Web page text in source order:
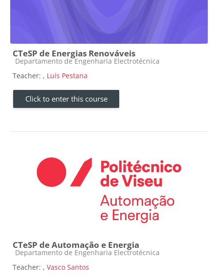
CTeSP de Energias Renováveis
Course category
Departamento de Engenharia Electrotécnica
Teacher: , Luís Pestana
Click to enter this course
CTeSP de Automação e Energia
Course category
Departamento de Engenharia Electrotécnica
Teacher: , Vasco Santos